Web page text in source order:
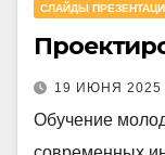
СЛАЙДЫ
19 ИЮНЯ 2025
Обучение